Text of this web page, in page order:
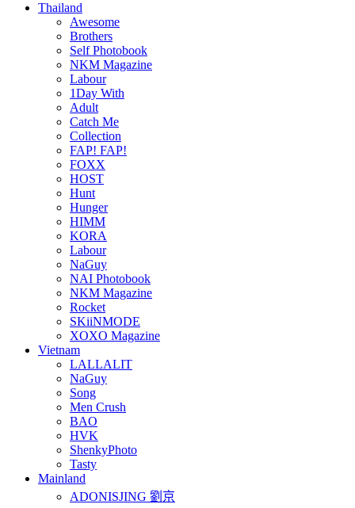
Thailand
Awesome
Brothers
Self Photobook
NKM Magazine
Labour
1Day With
Adult
Catch Me
Collection
FAP! FAP!
FOXX
HOST
Hunt
Hunger
HIMM
KORA
Labour
NaGuy
NAI Photobook
NKM Magazine
Rocket
SKiiNMODE
XOXO Magazine
Vietnam
LALLALIT
NaGuy
Song
Men Crush
BAO
HVK
ShenkyPhoto
Tasty
Mainland
ADONISJING 劉京